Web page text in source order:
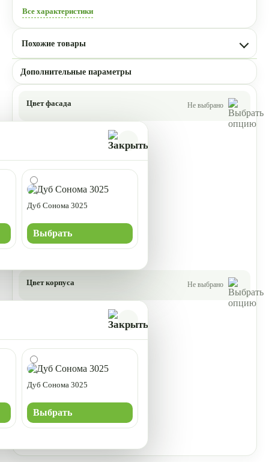
Все характеристики
Похожие товары
Дополнительные параметры
Цвет фасада Не выбрано
Дуб Сонома 3025
Выбрать
Цвет корпуса Не выбрано
Дуб Сонома 3025
Выбрать